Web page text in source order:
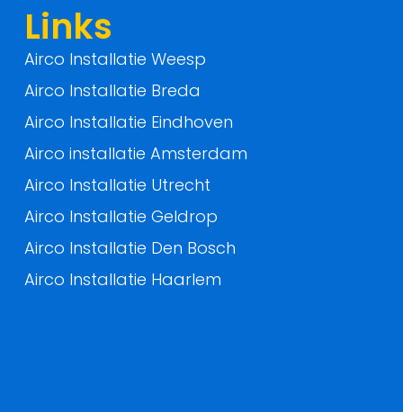
Links
Airco Installatie Weesp
Airco Installatie Breda
Airco Installatie Eindhoven
Airco installatie Amsterdam
Airco Installatie Utrecht
Airco Installatie Geldrop
Airco Installatie Den Bosch
Airco Installatie Haarlem